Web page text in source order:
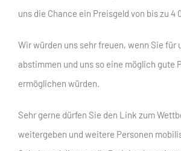
uns die Chance ein Preisgeld von bis zu 4
Wir würden uns sehr freuen, wenn Sie für
abstimmen und uns so eine möglich gute
ermöglichen würden.
Sehr gerne dürfen Sie den Link zum
weitergeben und weitere Personen